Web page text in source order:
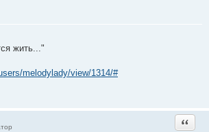
сообщение
жить..."
melodylady/view/1314/#